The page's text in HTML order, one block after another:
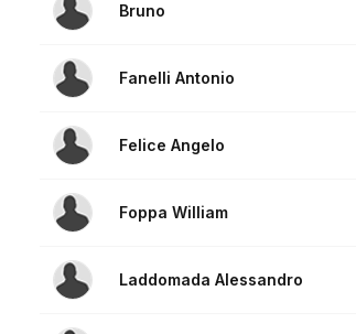
Bruno
Fanelli Antonio
Felice Angelo
Foppa William
Laddomada Alessandro